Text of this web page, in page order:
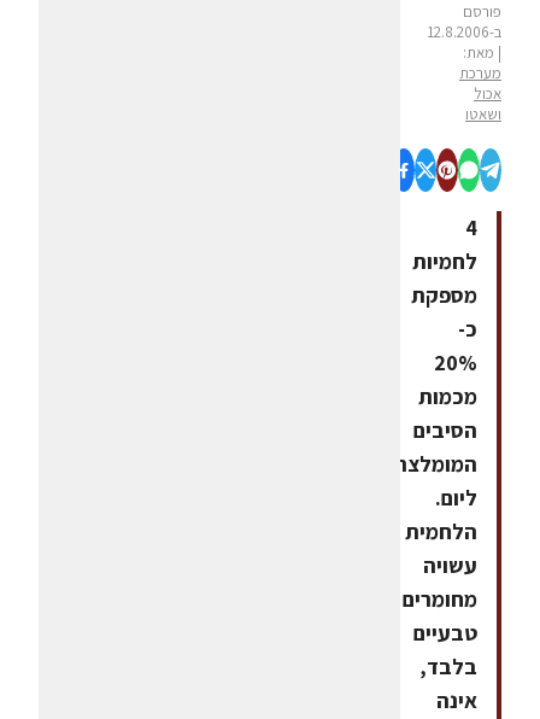
פורסם
ב-12.8.2006
| מאת:
מערכת
אכול
ושאטו
4
לחמיות
מספקת
כ-
20%
מכמות
הסיבים
המומלצת
ליום.
הלחמית
עשויה
מחומרים
טבעיים
בלבד,
אינה